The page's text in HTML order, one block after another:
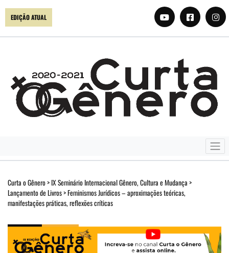
EDIÇÃO ATUAL
Curta o Gênero> IX Seminário Internacional Gênero, Cultura e Mudança >
Lançamento de Livros>Feminismos Jurídicos – aproximações teóricas,
manifestações práticas, reflexões críticas